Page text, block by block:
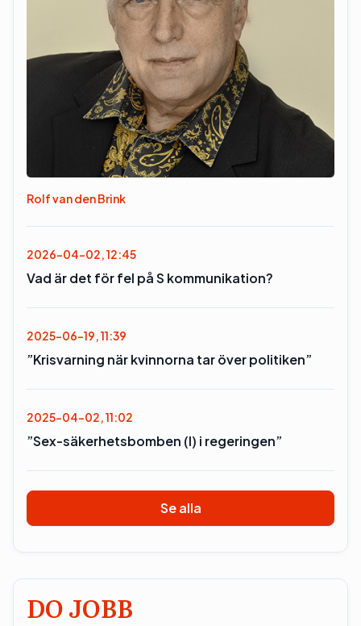
Rolf van den Brink
2026-04-02, 12:45
Vad är det för fel på S kommunikation?
2025-06-19, 11:39
”Krisvarning när kvinnorna tar över politiken”
2025-04-02, 11:02
”Sex-säkerhetsbomben (l) i regeringen”
Se alla
DO JOBB